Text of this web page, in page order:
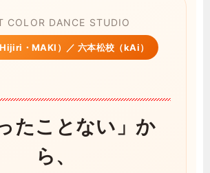
COLOR DANCE STUDIO
・MAKI）／ 六本松校（kAi）
たことない」か
ら、